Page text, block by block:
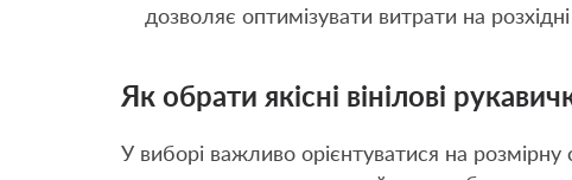
дозволяє оптимізувати витрати на
Як обрати якісні вінілові
У виборі важливо орієнтуватися на